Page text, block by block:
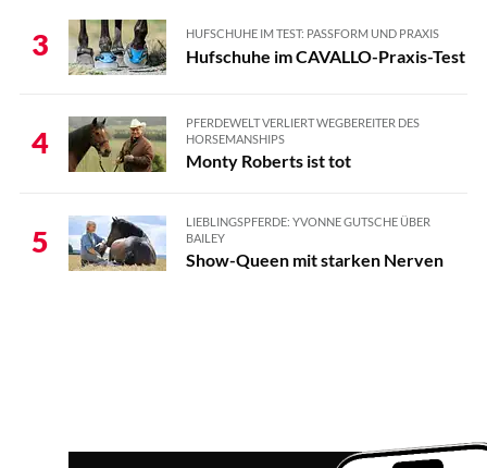
3 HUFSCHUHE IM TEST: PASSFORM UND PRAXIS
Hufschuhe im CAVALLO-Praxis-Test
4
PFERDEWELT VERLIERT WEGBEREITER DES
HORSEMANSHIPS
Monty Roberts ist tot
5
LIEBLINGSPFERDE: YVONNE GUTSCHE ÜBER
BAILEY
Show-Queen mit starken Nerven